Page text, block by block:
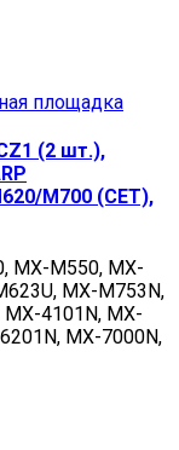
площадка
(2 шт.),
M700 (CET),
MX-M550, MX-
MX-M753N,
4101N, MX-
MX-7000N,